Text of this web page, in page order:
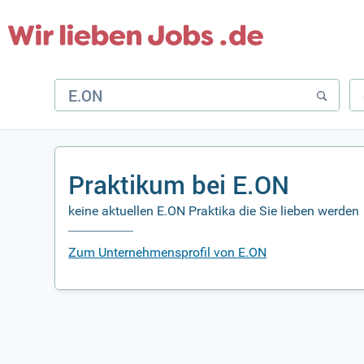
Praktikum bei E.ON
keine aktuellen E.ON Praktika die Sie lieben werden
Zum Unternehmensprofil von E.ON